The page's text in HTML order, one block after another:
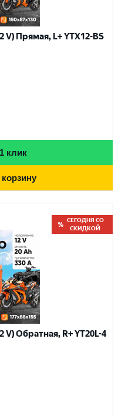
V) Прямая, L+ YTX12-BS
клик
СЕГОДНЯ СО
СКИДКОЙ
V) Обратная, R+ YT20L-4